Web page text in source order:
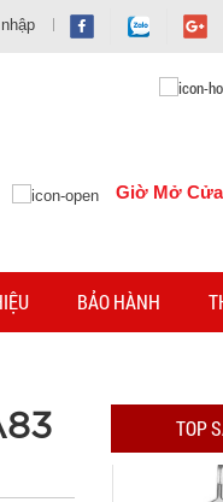
Giờ Mở Cửa
BẢO HÀNH
TOP
MÃ SP: